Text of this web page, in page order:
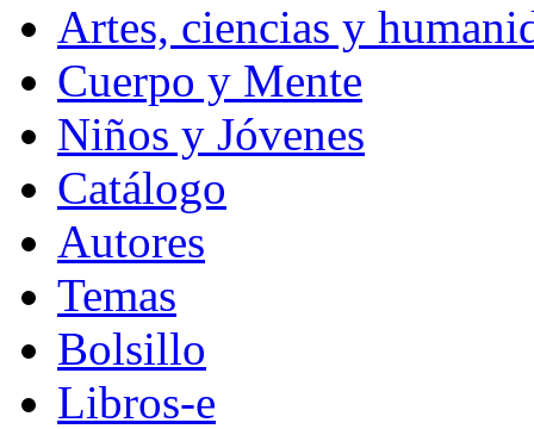
Artes, ciencias y
Cuerpo y Mente
Niños y Jóvenes
Catálogo
Autores
Temas
Bolsillo
Libros-e